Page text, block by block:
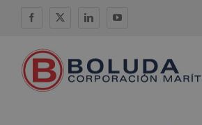
Facebook
X LinkedInYouTube